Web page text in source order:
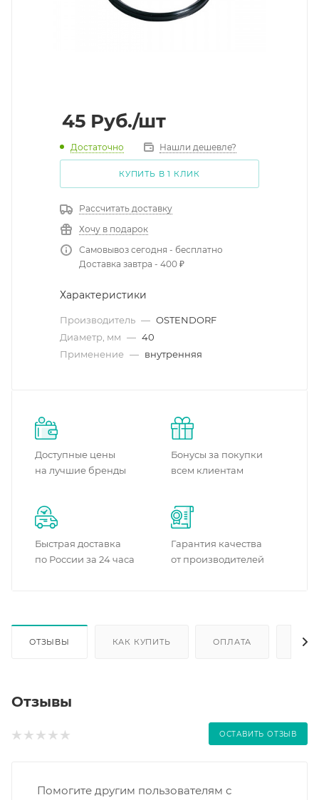
45 Руб./шт
Достаточно Нашли дешевле?
КУПИТЬ В 1 КЛИК
Рассчитать доставку
Хочу в подарок
Самовывоз сегодня - бесплатно
Доставка завтра - 400 ₽
Характеристики
Производитель — OSTENDORF
Диаметр, мм — 40
Применение — внутренняя
Доступные цены
на лучшие бренды
Бонусы за покупки
всем клиентам
Быстрая доставка
по России за 24 часа
Гарантия качества
от производителей
ОТЗЫВЫ КАК КУПИТЬ ОПЛАТА
Отзывы
ОСТАВИТЬ ОТЗЫВ
Помогите другим пользователям с